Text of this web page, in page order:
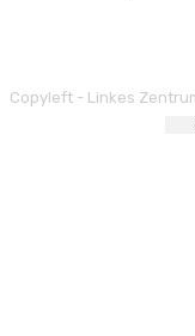
Copyleft - Linkes